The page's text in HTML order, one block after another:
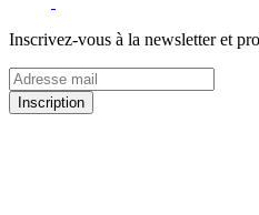
Inscrivez-vous à la newsletter et
Inscription